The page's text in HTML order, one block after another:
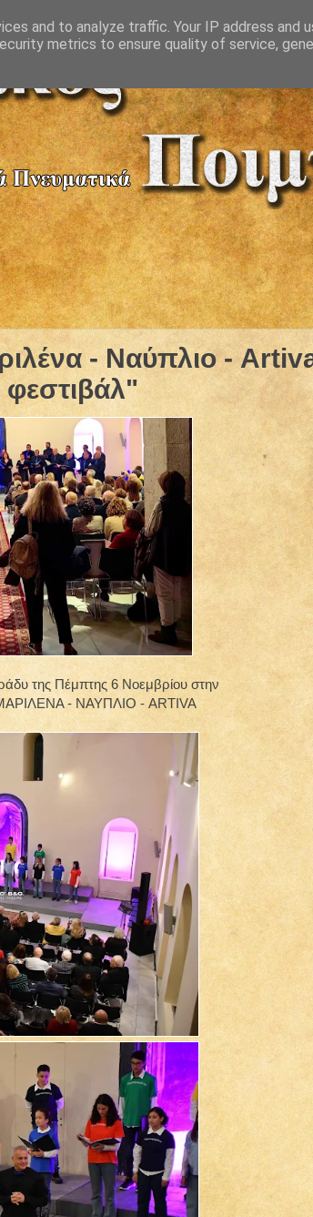
- Ναύπλιο -
της Πέμπτης 6 Νοεμβρίου στην
ΜΑΡΙΛΕΝΑ - ΝΑΥΠΛΙΟ - ARTIVA
and to analyze traffic. Your IP address and
metrics to ensure quality of service,